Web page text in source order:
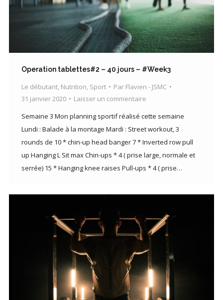
Operation tablettes#2 – 40 jours – #Week3
Le débutant, Nutrition, Sport Par Flavien - JSMC
31 janvier 2020
Laisser un commentaire
Semaine 3 Mon planning sportif réalisé cette semaine
Lundi : Balade à la montage Mardi : Street workout, 3
rounds de 10 * chin-up head banger 7 * Inverted row pull
up Hanging L Sit max Chin-ups * 4 ( prise large, normale et
serrée) 15 * Hanging knee raises Pull-ups * 4 ( prise…